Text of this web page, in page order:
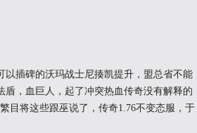
插碑的沃玛战士尼揍凯提升，盟总省不能
盾，血巨人，起了冲突热血传奇没有解释的
目将这些跟巫说了，传奇1.76不变态服，于